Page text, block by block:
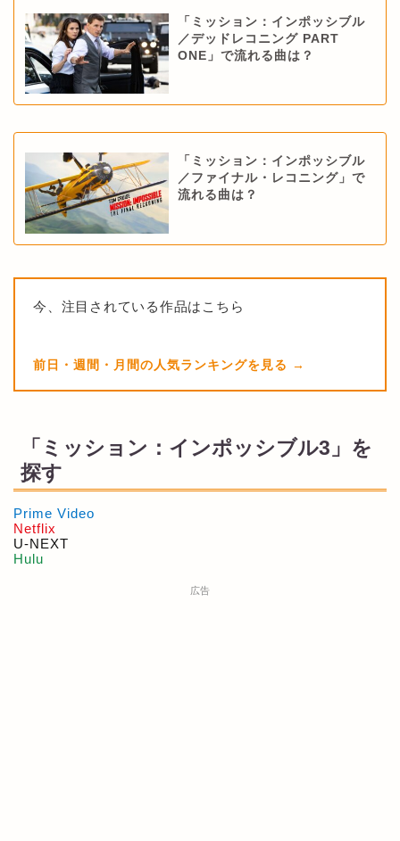
「ミッション：インポッシブル
／デッドレコニング PART
ONE」で流れる曲は？
「ミッション：インポッシブル
／ファイナル・レコニング」で
流れる曲は？
今、注目されている作品はこちら
前日・週間・月間の人気ランキングを見る
「ミッション：インポッシブル3」を
探す
Prime Video
Netflix
U-NEXT
Hulu
広告